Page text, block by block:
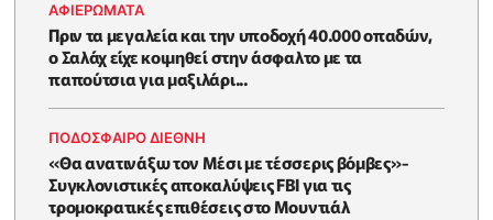
ΑΦΙΕΡΩΜΑΤΑ
Πριν τα μεγαλεία και την υποδοχή 40.000 οπαδών,
ο Σαλάχ είχε κοιμηθεί στην άσφαλτο με τα
παπούτσια για μαξιλάρι...
ΠΟΔΟΣΦΑΙΡΟ ΔΙΕΘΝΗ
«Θα ανατινάξω τον Μέσι με τέσσερις βόμβες»-
Συγκλονιστικές αποκαλύψεις FBI για τις
τρομοκρατικές επιθέσεις στο Μουντιάλ